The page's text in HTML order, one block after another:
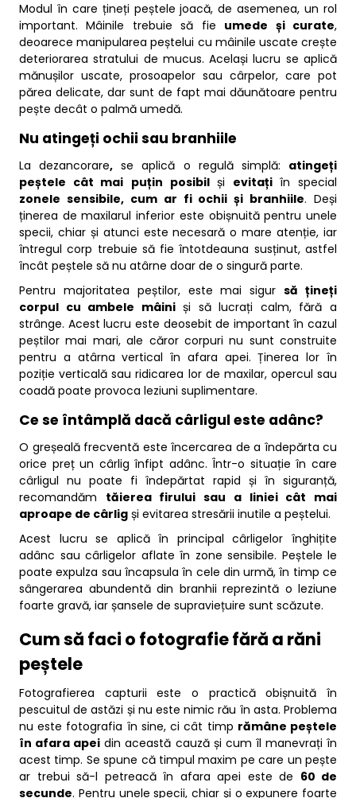
Modul în care țineți peștele joacă, de asemenea, un rol
important. Mâinile trebuie să fie umede și curate,
deoarece manipularea peștelui cu mâinile uscate crește
deteriorarea stratului de mucus. Același lucru se aplică
mănușilor uscate, prosoapelor sau cârpelor, care pot
părea delicate, dar sunt de fapt mai dăunătoare pentru
pește decât o palmă umedă.
Nu atingeți ochii sau branhiile
La dezancorare, se aplică o regulă simplă: atingeți
peștele cât mai puțin posibilși evitațiîn special
zonele sensibile, cum ar fi ochii și branhiile. Deși
ținerea de maxilarul inferior este obișnuită pentru unele
specii, chiar și atunci este necesară o mare atenție, iar
întregul corp trebuie să fie întotdeauna susținut, astfel
încât peștele să nu atârne doar de o singură parte.
Pentru majoritatea peștilor, este mai sigursă țineți
corpul cu ambele mâiniși să lucrați calm, fără a
strânge. Acest lucru este deosebit de important în cazul
peștilor mai mari, ale căror corpuri nu sunt construite
pentru a atârna vertical în afara apei. Ținerea lor în
poziție verticală sau ridicarea lor de maxilar, opercul sau
coadă poate provoca leziuni suplimentare.
Ce se întâmplă dacă cârligul este adânc?
O greșeală frecventă este încercarea de a îndepărta cu
orice preț un cârlig înfipt adânc. Într-o situație în care
cârligul nu poate fi îndepărtat rapid și în siguranță,
recomandăm tăierea firului sau a liniei cât mai
aproape de cârlig și evitarea stresării inutile a peștelui.
Acest lucru se aplică în principal cârligelor înghițite
adânc sau cârligelor aflate în zone sensibile. Peștele le
poate expulza sau încapsula în cele din urmă, în timp ce
sângerarea abundentă din branhii reprezintă o leziune
foarte gravă, iar șansele de supraviețuire sunt scăzute.
Cum să faci o fotografie fără a răni
peștele
Fotografierea capturii este o practică obișnuită în
pescuitul de astăzi și nu este nimic rău în asta. Problema
nu este fotografia în sine, ci cât timp rămâne peștele
în afara apei din această cauză și cum îl manevrați în
acest timp. Se spune că timpul maxim pe care un pește
ar trebui să-l petreacă în afara apei este de 60 de
secunde. Pentru unele specii, chiar și o expunere foarte